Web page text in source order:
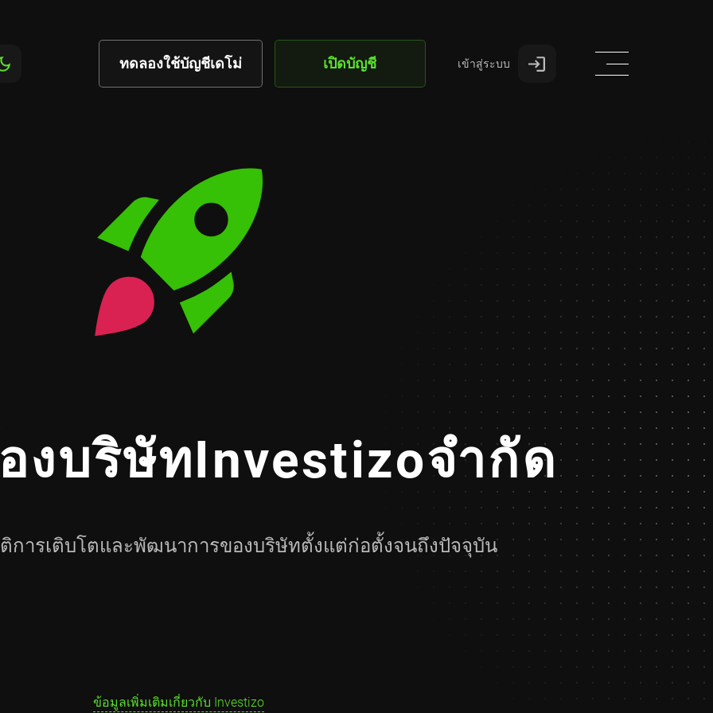
ทดลองใช้บัญชีเดโม่ เปิดบัญชี เข้าสู่ระบบ
งบริษัทInvestizoจำกัด
การเติบโตและพัฒนาการของบริษัทตั้งแต่ก่อตั้งจนถึงปัจจุบัน
ข้อมูลเพิ่มเติมเกี่ยวกับ Investizo